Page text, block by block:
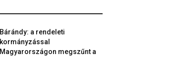
Bárándy: a rendeleti
kormányzással
Magyarországon megszűnt a